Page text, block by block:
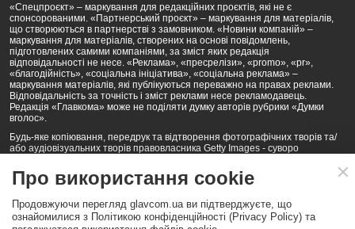
«Спецпроєкт» – маркування для редакційних проєктів, які не є
спонсорованими. «Партнерський проєкт» – маркування для матеріалів,
що створюються в партнерстві з замовником. «Новини компаній» –
маркування для матеріалів, створених на основі повідомлень,
підготовлених самими компаніями, за зміст яких редакція
відповідальності не несе. «Реклама», «пресрелізи», «promo», «pr»,
«благодійність», «соціальна ініціатива», «соціальна реклама» –
маркування матеріалів, які публікуються переважно на правах реклами.
Відповідальність за точність і зміст реклами несе рекламодавець.
Редакція «Главкома» може не поділяти думку авторів рубрики «Думки
вголос».
Будь-яке копіювання, передрук та відтворення фотографічних творів та/
або аудіовізуальних творів правовласника Getty Images - суворо
Політика конфіденційності (Privacy Policy). Правила сайту
КОНТАКТИ НАША КОМАНДА АРХІВ
Про використання cookie
Продовжуючи перегляд glavcom.ua ви підтверджуєте, що
ознайомилися з Політикою конфіденційності (Privacy Policy) та